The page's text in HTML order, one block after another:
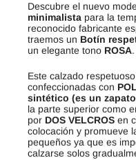
Descubre el nuevo
minimalista para la
reconocido fabricante
traemos un Botín
un elegante tono ROSA.
Este calzado
confeccionadas con
sintético (es un
la parte superior como
por DOS VELCROS en
colocación y promueve
pequeños ya que es
calzarse solos